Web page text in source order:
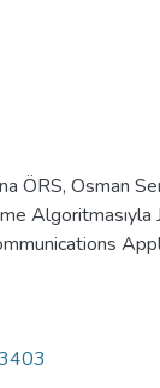
ÖRS, Osman
Algoritmasıyla